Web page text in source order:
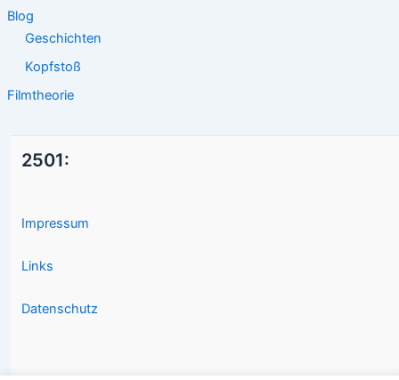
Blog
Geschichten
Kopfstoß
Filmtheorie
2501:
Impressum
Links
Datenschutz